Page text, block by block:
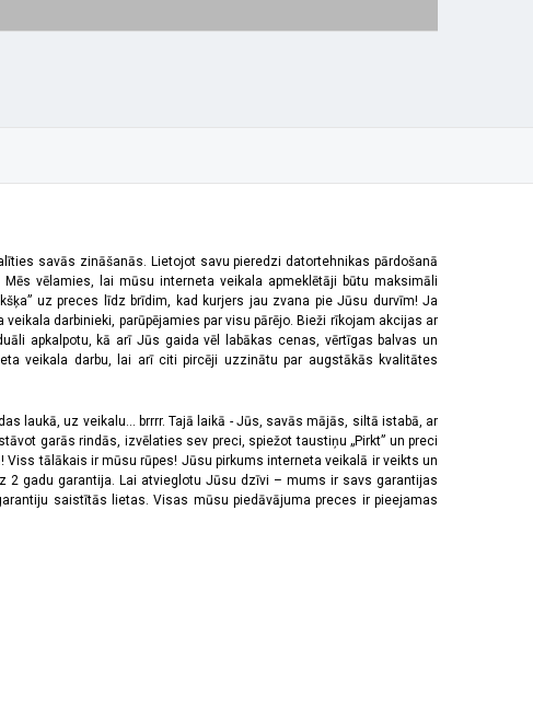
savās zināšanās. Lietojot savu pieredzi datortehnikas pārdošanā
vēlamies, lai mūsu interneta veikala apmeklētāji būtu maksimāli
uz preces līdz brīdim, kad kurjers jau zvana pie Jūsu durvīm! Ja
darbinieki, parūpējamies par visu pārējo. Bieži rīkojam akcijas ar
apkalpotu, kā arī Jūs gaida vēl labākas cenas, vērtīgas balvas un
veikala darbu, lai arī citi pircēji uzzinātu par augstākās kvalitātes
laukā, uz veikalu... brrrr. Tajā laikā - Jūs, savās mājās, siltā istabā, ar
garās rindās, izvēlaties sev preci, spiežot taustiņu „Pirkt” un preci
tālākais ir mūsu rūpes! Jūsu pirkums interneta veikalā ir veikts un
2 gadu garantija. Lai atvieglotu Jūsu dzīvi – mums ir savs garantijas
saistītās lietas. Visas mūsu piedāvājuma preces ir pieejamas